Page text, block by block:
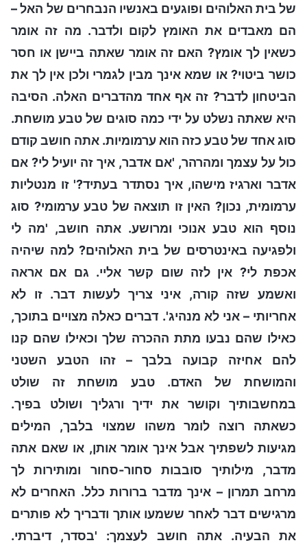
של בית האלוהים ופוגעים באנשיו הנבחרים של האל –
הם מאבדים את האומץ לקום ולדבר. מה זה אומר
כשאין לך אומץ? האם זה אומר שאתה ביישן או חסר
כושר ביטוי? או שמא אינך מבין לגמרי ולכן אין לך את
הביטחון לדבר? זה אף אחד מהדברים האלה. הסיבה
היא שאתה נשלט על ידי כמה סוגים של טבע מושחת.
סוג אחד של טבע כזה הוא ערמומיות. אתה חושב קודם
כול על עצמך ומהרהר, 'אם אדבר, איך זה יועיל לי? אם
אדבר וארגיז מישהו, איך נסתדר בעתיד?' זו מנטליות
ערמומית, נכון? האין זו תוצאה של טבע ערמומי? סוג
נוסף הוא טבע אנוכי ומרושע. אתה חושב, 'מה לי
ולפגיעה באינטרסים של בית האלוהים? למה שיהיה
אכפת לי? אין לזה שום קשר אליי. גם אם אראה
ואשמע שזה קורה, איני צריך לעשות דבר. זו לא
אחריותי – אני לא מנהיג'. דברים כאלה מצויים בתוכך,
כאילו שהם נבעו מתת ההכרה שלך וכאילו שהם קנו
להם אחיזה קבועה בלבך – זהו הטבע השטני
והמושחת של האדם. טבע מושחת זה שולט
במחשבותיך וקושר את ידיך ורגליך ושולט בפיך.
כשאתה רוצה לומר משהו שמצוי בלבך, המילים
מגיעות לשפתיך אבל אינך אומר אותן, או שאם אתה
מדבר, מילותיך סובבות סחור-סחור ומותירות לך
מרחב תמרון – אינך מדבר ברורות כלל. האחרים לא
מרגישים דבר לאחר ששמעו אותך ודבריך לא פותרים
את הבעיה. אתה חושב לעצמך: 'בסדר, דיברתי.